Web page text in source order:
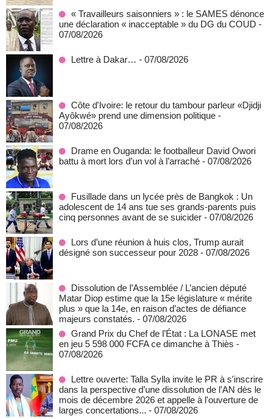
« Travailleurs saisonniers » : le SAMES dénonce
une déclaration « inacceptable » du DG du COUD -
07/08/2026
Lettre à Dakar… - 07/08/2026
Côte d'Ivoire: le retour du tambour parleur «Djidji
Ayôkwé» prend une dimension politique -
07/08/2026
Drame en Ouganda: le footballeur David Owori
battu à mort lors d’un vol à l’arraché - 07/08/2026
Fusillade dans un lycée près de Bangkok : Un
adolescent de 14 ans tue ses grands-parents puis
cinq personnes avant de se suicider - 07/08/2026
Lors d’une réunion à huis clos, Trump aurait
désigné son successeur pour 2028 - 07/08/2026
Dissolution de l’Assemblée / L’ancien député
Matar Diop estime que la 15e législature « mérite
plus » que la 14e, en raison d’actes de défiance
majeurs constatés. - 07/08/2026
Grand Prix du Chef de l’État : La LONASE met
en jeu 5 598 000 FCFA ce dimanche à Thiès -
07/08/2026
Lettre ouverte: Talla Sylla invite le PR à s'inscrire
dans la perspective d’une dissolution de l’AN dès le
mois de décembre 2026 et appelle à l'ouverture de
larges concertations... - 07/08/2026